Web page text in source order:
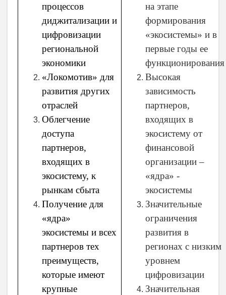
процессов
диджитализации и
цифровизации
региональной
экономики
«Локомотив» для
развития других
отраслей
Облегчение
доступа
партнеров,
входящих в
экосистему, к
рынкам сбыта
Получение для
«ядра»
экосистемы и всех
партнеров тех
преимуществ,
которые имеют
крупные
на этапе
формирования
«экосистемы» и в
первые годы ее
функционирования
Высокая
зависимость
партнеров,
входящих в
экосистему от
финансовой
организации –
«ядра» -
экосистемы
Значительные
ограничения
развития в
регионах с низким
уровнем
цифровизации
Значительная